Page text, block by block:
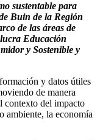
sustentable para
Buin de la Región
de las áreas de
Educación
y Sostenible y
y datos útiles
de manera
contexto del impacto
ambiente, la economía